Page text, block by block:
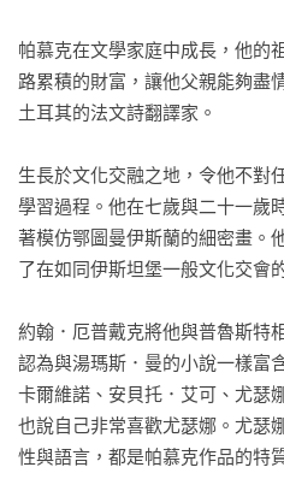
已。」～瑪格麗特．愛特伍
帕慕克在文學家庭中成長，他的
路累積的財富，讓他父親能夠盡
土耳其的法文詩翻譯家。
生長於文化交融之地，令他不對
學習過程。他在七歲與二十一歲
著模仿鄂圖曼伊斯蘭的細密畫。
了在如同伊斯坦堡一般文化交會
約翰．厄普戴克將他與普魯斯特
認為與湯瑪斯．曼的小說一樣富
卡爾維諾、安貝托．艾可、尤瑟
也說自己非常喜歡尤瑟娜。尤瑟
性與語言，都是帕慕克作品的特